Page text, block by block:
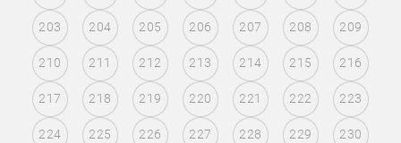
203 204 205 206 207 208 209
210 211 212 213 214 215 216
217 218 219 220 221 222 223
224 225 226 227 228 229 230